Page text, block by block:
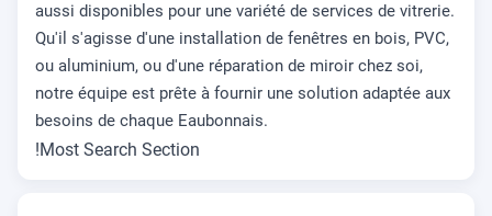
aussi disponibles pour une variété de services de vitrerie.
Qu'il s'agisse d'une installation de fenêtres en bois, PVC,
ou aluminium, ou d'une réparation de miroir chez soi,
notre équipe est prête à fournir une solution adaptée aux
besoins de chaque Eaubonnais.
!Most Search Section